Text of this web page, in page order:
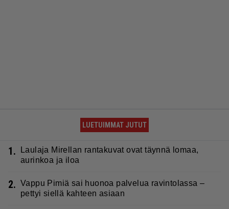
LUETUIMMAT JUTUT
1.
Laulaja Mirellan rantakuvat ovat täynnä lomaa,
aurinkoa ja iloa
2. Vappu Pimiä sai huonoa palvelua ravintolassa –
pettyi siellä kahteen asiaan